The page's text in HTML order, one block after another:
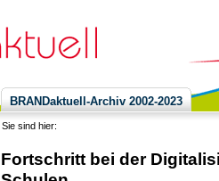
BRANDaktuell-Archiv 2002-2023
Sie sind hier:
Fortschritt bei der